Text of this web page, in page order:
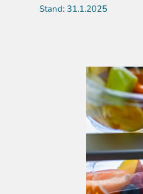
Stand: 31.1.2025